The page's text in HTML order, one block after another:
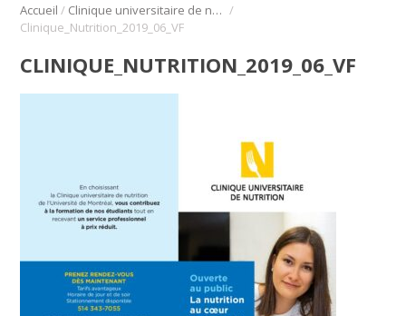
Accueil / Clinique universitaire de nutrition /
Clinique_Nutrition_2019_06_VF
CLINIQUE_NUTRITION_2019_06_VF